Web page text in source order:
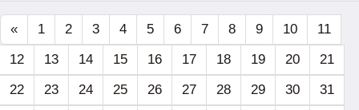
下顺利度过“…
« 1 2 3 4 5 6 7 8 9 10
11
12
13 14 15 16 17 18 19 20
21
22
23 24 25 26 27 28 29 30 31